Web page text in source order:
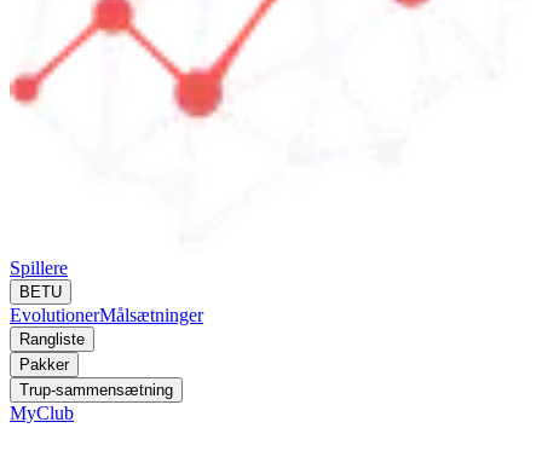
Spillere
BETU
EvolutionerMålsætninger
Rangliste
Pakker
Trup-sammensætning
MyClub